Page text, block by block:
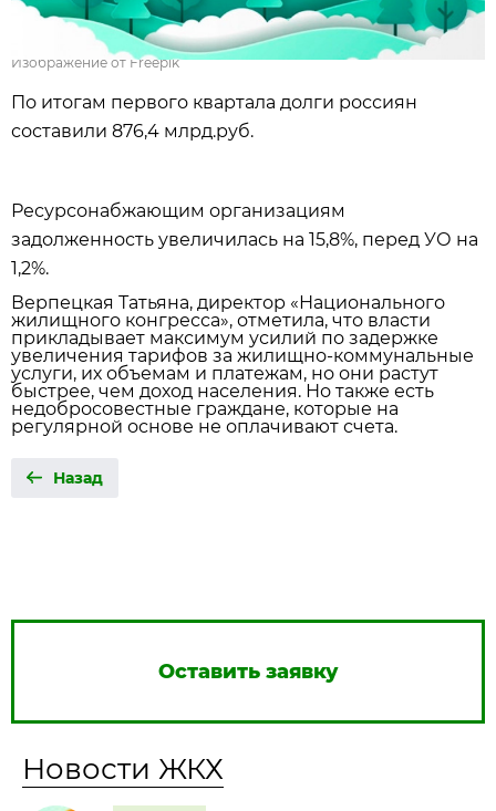
Изображение от Freepik
По итогам первого квартала долги россиян
составили 876,4 млрд.руб.
Ресурсонабжающим организациям
задолженность увеличилась на 15,8%, перед УО на
1,2%.
Верпецкая Татьяна, директор «Национального
жилищного конгресса», отметила, что власти
прикладывает максимум усилий по задержке
увеличения тарифов за жилищно-коммунальные
услуги, их объемам и платежам, но они растут
быстрее, чем доход населения. Но также есть
недобросовестные граждане, которые на
регулярной основе не оплачивают счета.
Назад
Оставить заявку
Новости ЖКХ